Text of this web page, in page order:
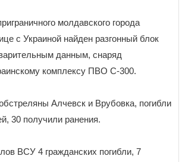
молдавского города
с Украиной найден разгонный блок
данным, снаряд
комплексу ПВО С-300.
Алчевск и Врубовка, погибли
30 получили ранения.
ВСУ 4 гражданских погибли, 7